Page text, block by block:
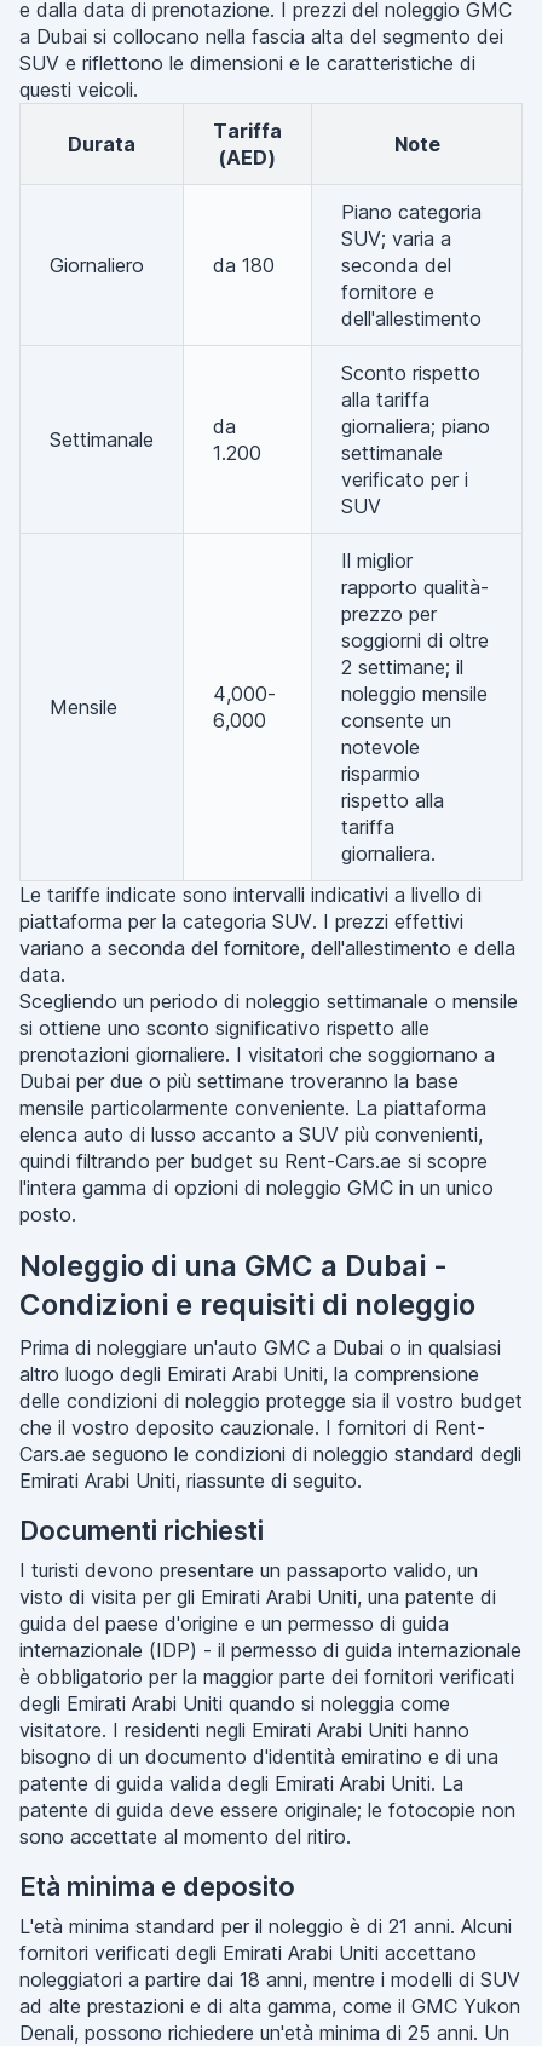
e dalla data di prenotazione. I prezzi del noleggio GMC
a Dubai si collocano nella fascia alta del segmento dei
SUV e riflettono le dimensioni e le caratteristiche di
questi veicoli.
Durata
Tariffa
(AED)
Note
Giornaliero da 180
Piano categoria
SUV; varia a
seconda del
fornitore e
dell'allestimento
Settimanale
da
1.200
Sconto rispetto
alla tariffa
giornaliera; piano
settimanale
verificato per i
SUV
Mensile
4,000-
6,000
Il miglior
rapporto qualità-
prezzo per
soggiorni di oltre
2 settimane; il
noleggio mensile
consente un
notevole
risparmio
rispetto alla
tariffa
giornaliera.
Le tariffe indicate sono intervalli indicativi a livello di
piattaforma per la categoria SUV. I prezzi effettivi
variano a seconda del fornitore, dell'allestimento e della
data.
Scegliendo un periodo di noleggio settimanale o mensile
si ottiene uno sconto significativo rispetto alle
prenotazioni giornaliere. I visitatori che soggiornano a
Dubai per due o più settimane troveranno la base
mensile particolarmente conveniente. La piattaforma
elenca auto di lusso accanto a SUV più convenienti,
quindi filtrando per budget su Rent-Cars.ae si scopre
l'intera gamma di opzioni di noleggio GMC in un unico
posto.
Noleggio di una GMC a Dubai -
Condizioni e requisiti di noleggio
Prima di noleggiare un'auto GMC a Dubai o in qualsiasi
altro luogo degli Emirati Arabi Uniti, la comprensione
delle condizioni di noleggio protegge sia il vostro budget
che il vostro deposito cauzionale. I fornitori di Rent-
Cars.ae seguono le condizioni di noleggio standard degli
Emirati Arabi Uniti, riassunte di seguito.
Documenti richiesti
I turisti devono presentare un passaporto valido, un
visto di visita per gli Emirati Arabi Uniti, una patente di
guida del paese d'origine e un permesso di guida
internazionale (IDP) - il permesso di guida internazionale
è obbligatorio per la maggior parte dei fornitori verificati
degli Emirati Arabi Uniti quando si noleggia come
visitatore. I residenti negli Emirati Arabi Uniti hanno
bisogno di un documento d'identità emiratino e di una
patente di guida valida degli Emirati Arabi Uniti. La
patente di guida deve essere originale; le fotocopie non
sono accettate al momento del ritiro.
Età minima e deposito
L'età minima standard per il noleggio è di 21 anni. Alcuni
fornitori verificati degli Emirati Arabi Uniti accettano
noleggiatori a partire dai 18 anni, mentre i modelli di SUV
ad alte prestazioni e di alta gamma, come il GMC Yukon
Denali, possono richiedere un'età minima di 25 anni. Un